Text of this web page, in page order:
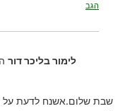
הגב
לימור בליכר דור
שבת שלום.אשנח לדעת על